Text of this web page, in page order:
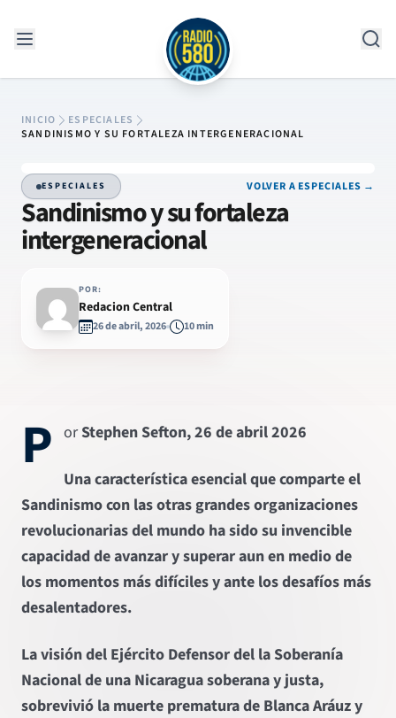
INICIO
ESPECIALES
SANDINISMO Y SU FORTALEZA INTERGENERACIONAL
ESPECIALES VOLVER A ESPECIALES →
Sandinismo y su fortaleza
intergeneracional
POR:
Redacion Central
26 de abril, 2026 10 min
P orStephen Sefton, 26 de abril 2026
Una característica esencial que comparte el
Sandinismo con las otras grandes organizaciones
revolucionarias del mundo ha sido su invencible
capacidad de avanzar y superar aun en medio de
los momentos más difíciles y ante los desafíos más
desalentadores.
La visión del Ejército Defensor del la Soberanía
Nacional de una Nicaragua soberana y justa,
sobrevivió la muerte prematura de Blanca Aráuz y